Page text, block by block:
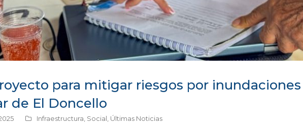
para mitigar riesgos por
de El Doncello
Infraestructura Social Últimas Noticias